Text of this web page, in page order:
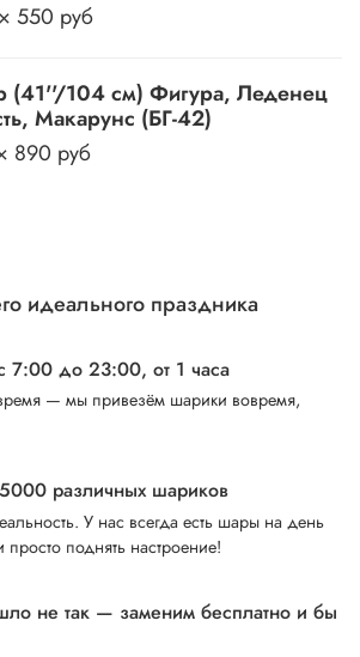
550 руб
(41''/104 см) Фигура, Леденец
Макарунс (БГ-42)
890 руб
идеального праздника
7:00 до 23:00, от 1 часа
— мы привезём шарики вовремя,
различных шариков
У нас всегда есть шары на день
поднять настроение!
не так — заменим бесплатно и бы